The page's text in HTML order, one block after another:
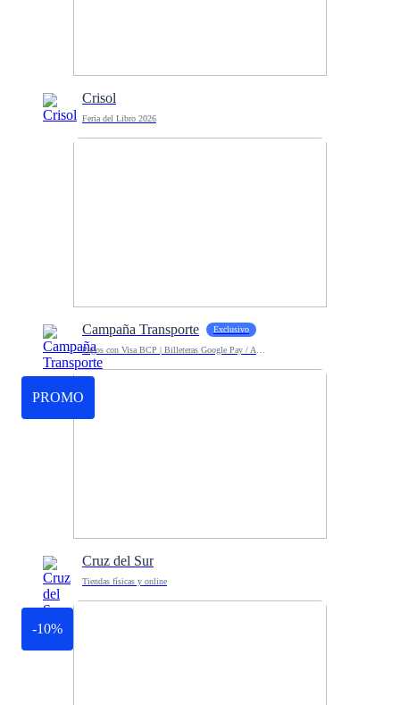
Crisol
Feria del Libro 2026
Campaña Transporte Exclusivo
PROMO
Cruz del Sur
Tiendas físicas y online
-10%